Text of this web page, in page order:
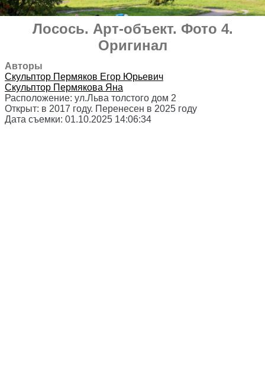
Лосось. Арт-объект. Фото 4.
Оригинал
Авторы
Скульптор Пермяков Егор Юрьевич
Скульптор Пермякова Яна
Расположение: ул.Льва толстого дом 2
Открыт: в 2017 году. Перенесен в 2025 году
Дата съемки: 01.10.2025 14:06:34